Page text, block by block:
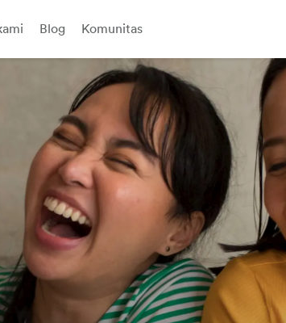
Blog Komunitas